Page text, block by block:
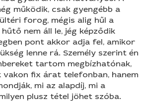
működik, csak gyengébb a
forog, mégis alig hűl a
nem áll le, jég képződik
pont akkor adja fel, amikor
lenne rá. Személy szerint én
tartom megbízhatónak,
vakon fix árat telefonban, hanem
mi az alapdíj, mi a
plusz tétel jöhet szóba.